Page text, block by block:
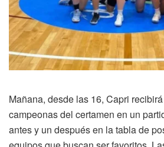
Mañana, desde las 16, Capri
campeonas del certamen en un
antes y un después en la tabla de